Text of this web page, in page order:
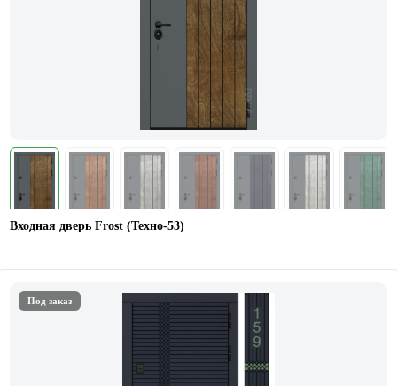
Входная дверь Frost (Техно-53)
Под заказ